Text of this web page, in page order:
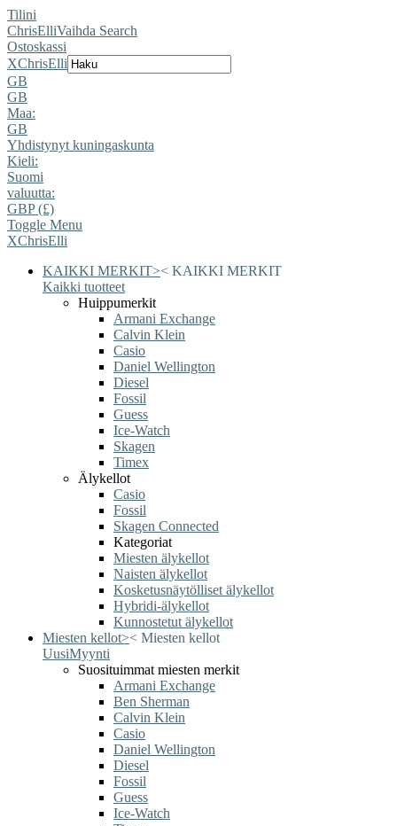
Tilini
ChrisElliVaihda Search
Ostoskassi
XChrisElli
GB
GB
Maa:
GB
Yhdistynyt kuningaskunta
Kieli:
Suomi
valuutta:
GBP (£)
Toggle Menu
XChrisElli
KAIKKI MERKIT>< KAIKKI MERKIT
Kaikki tuotteet
Huippumerkit
Armani Exchange
Calvin Klein
Casio
Daniel Wellington
Diesel
Fossil
Guess
Ice-Watch
Skagen
Timex
Älykellot
Casio
Fossil
Skagen Connected
Kategoriat
Miesten älykellot
Naisten älykellot
Kosketusnäytölliset älykellot
Hybridi-älykellot
Kunnostetut älykellot
Miesten kellot>< Miesten kellot
UusiMyynti
Suosituimmat miesten merkit
Armani Exchange
Ben Sherman
Calvin Klein
Casio
Daniel Wellington
Diesel
Fossil
Guess
Ice-Watch